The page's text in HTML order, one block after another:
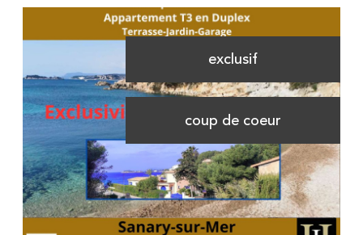
exclusif
coup de coeur
Voir le bien